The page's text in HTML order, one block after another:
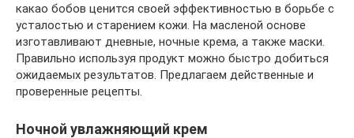
какао бобов ценится своей эффективностью в борьбе с
усталостью и старением кожи. На масленой основе
изготавливают дневные, ночные крема, а также маски.
Правильно используя продукт можно быстро добиться
ожидаемых результатов. Предлагаем действенные и
проверенные рецепты.
Ночной увлажняющий крем